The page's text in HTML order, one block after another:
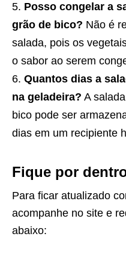
Posso congelar a
grão de bico? Não é
salada, pois os
o sabor ao serem
Quantos dias a
na geladeira? A
bico pode ser
dias em um recipiente
Fique por
Para ficar atualizado
acompanhe no site e
abaixo: